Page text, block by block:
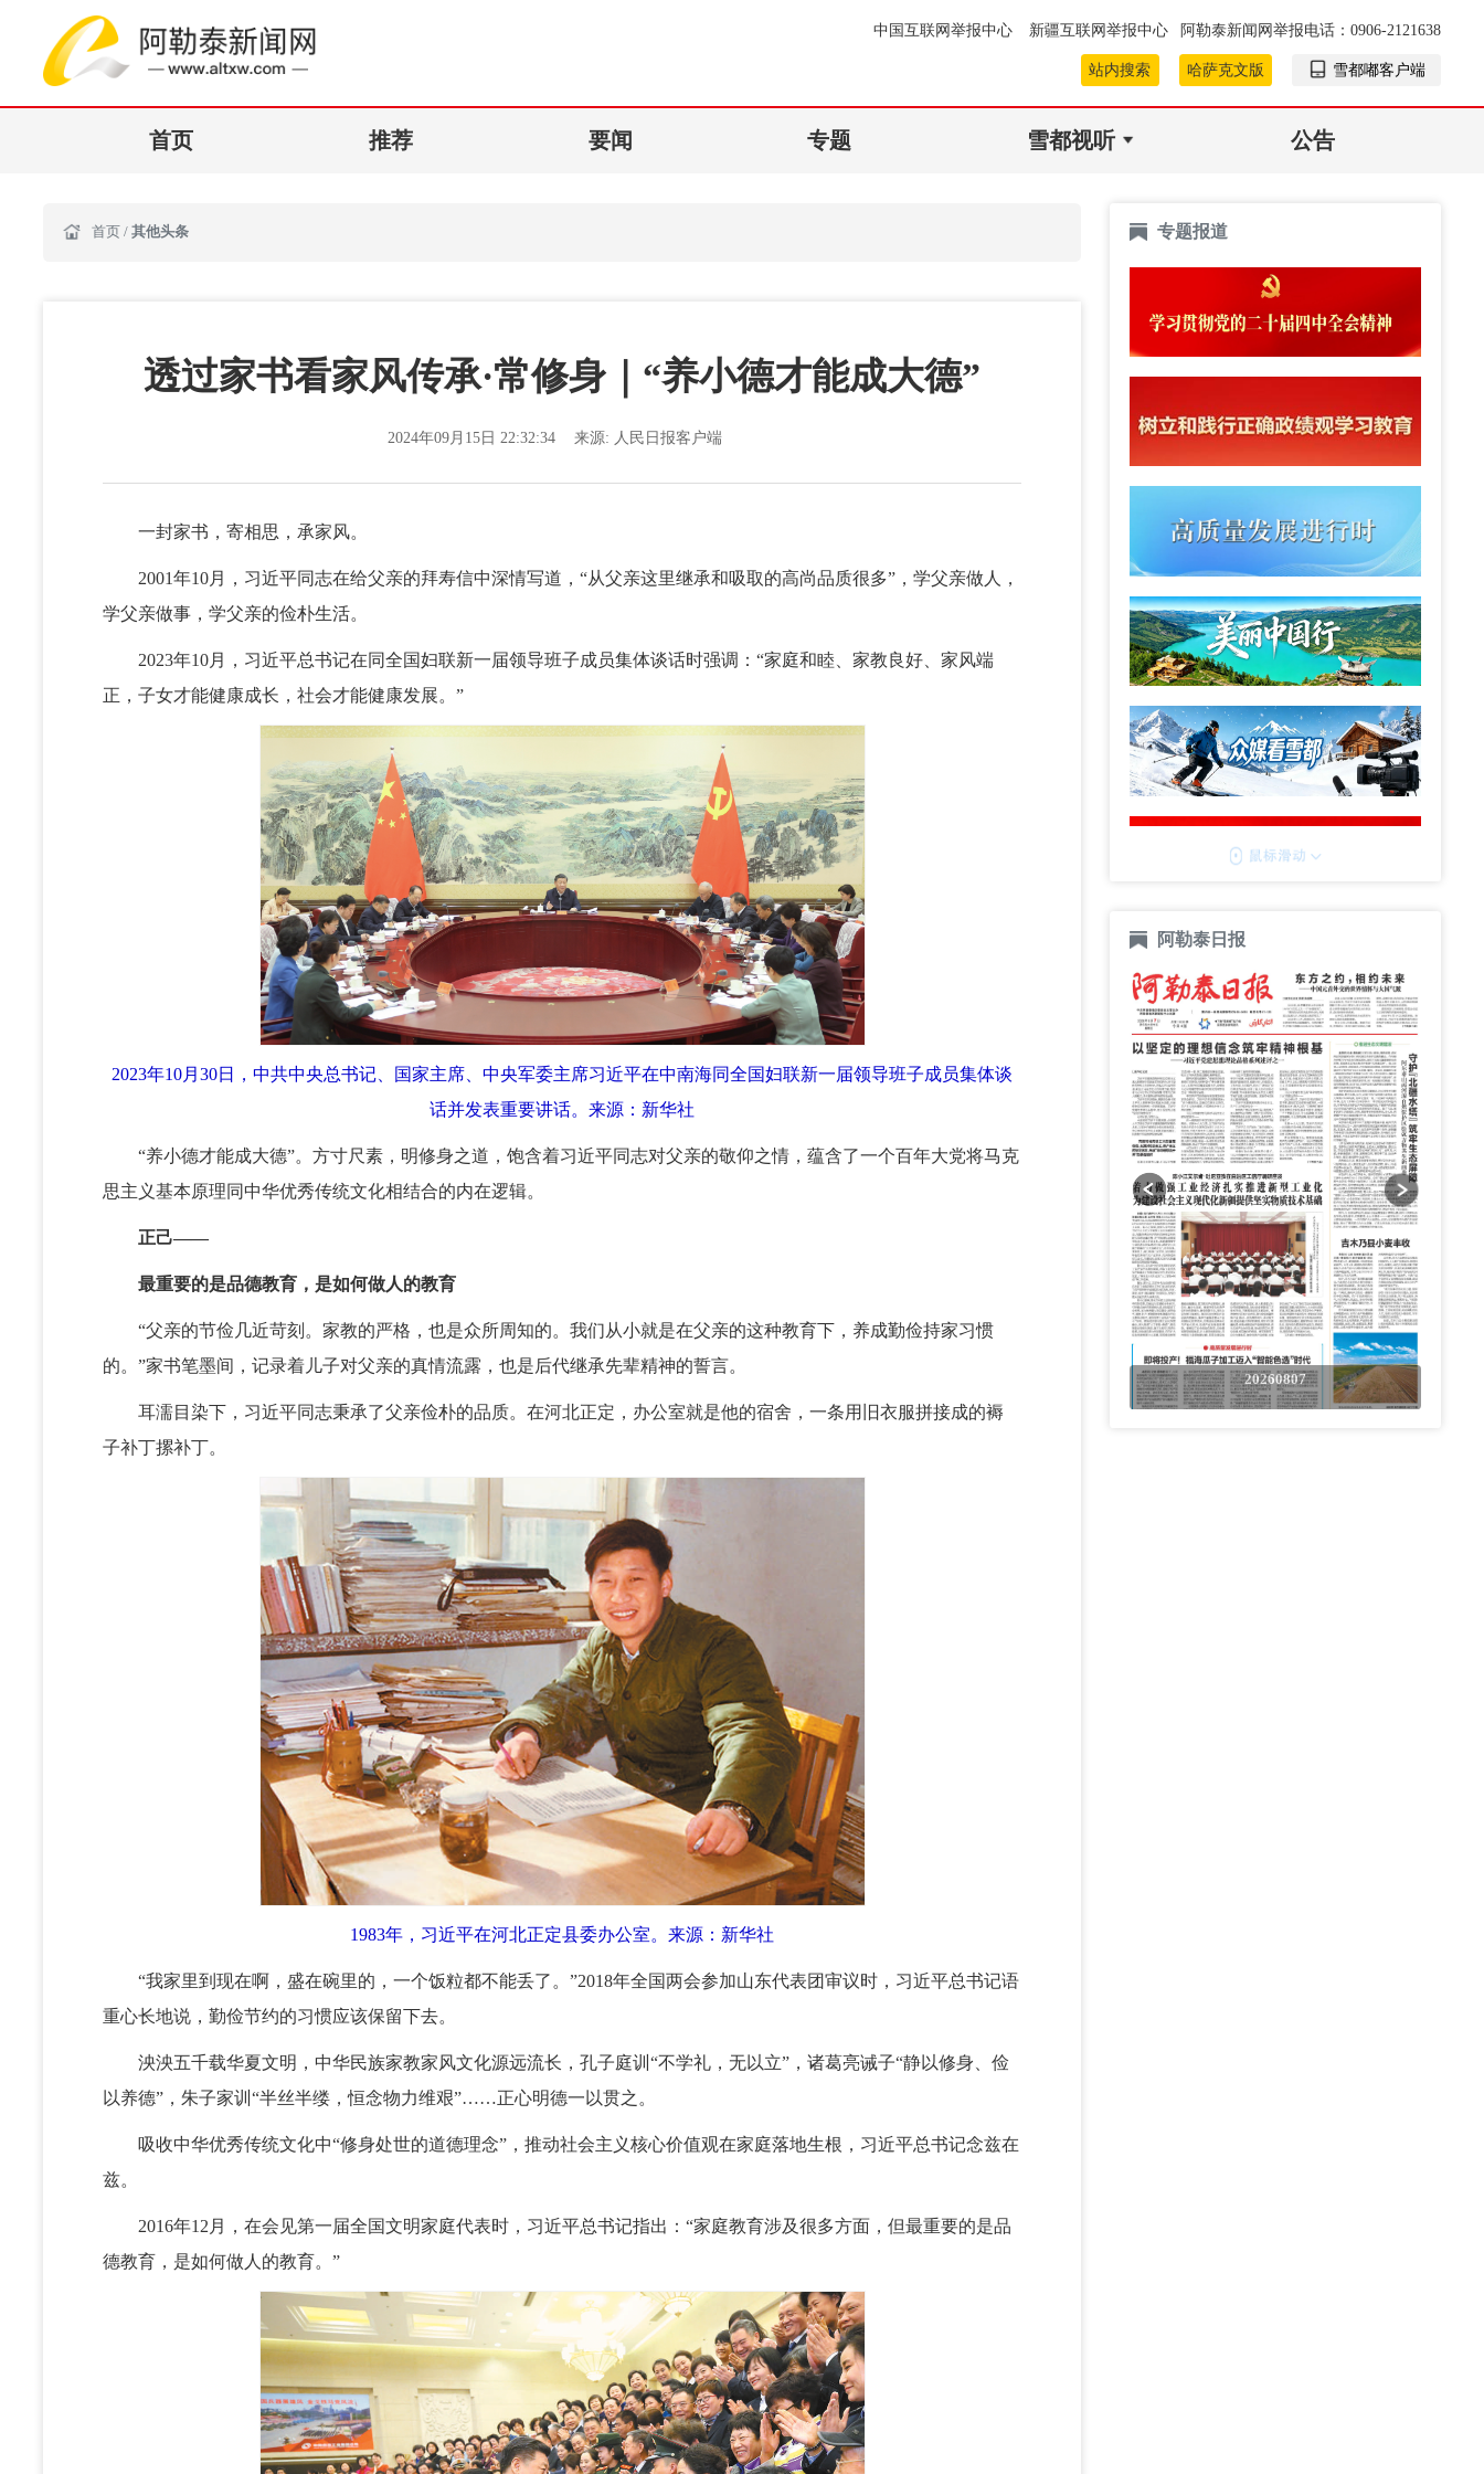
中国互联网举报中心 新疆互联网举报中心 阿勒泰新闻网举报电话：0906-2121638
站内搜索 哈萨克文版 雪都嘟客户端
首页 推荐 要闻 专题 雪都视听 公告
首页 / 其他头条
透过家书看家风传承·常修身｜“养小德才能成大德”
2024年09月15日 22:32:34 来源: 人民日报客户端
一封家书，寄相思，承家风。
2001年10月，习近平同志在给父亲的拜寿信中深情写道，“从父亲这里继承和吸取的高尚品质很多”，学父亲做人，
学父亲做事，学父亲的俭朴生活。
2023年10月，习近平总书记在同全国妇联新一届领导班子成员集体谈话时强调：“家庭和睦、家教良好、家风端
正，子女才能健康成长，社会才能健康发展。”
2023年10月30日，中共中央总书记、国家主席、中央军委主席习近平在中南海同全国妇联新一届领导班子成员集体谈
话并发表重要讲话。来源：新华社
“养小德才能成大德”。方寸尺素，明修身之道，饱含着习近平同志对父亲的敬仰之情，蕴含了一个百年大党将马克
思主义基本原理同中华优秀传统文化相结合的内在逻辑。
正己——
最重要的是品德教育，是如何做人的教育
“父亲的节俭几近苛刻。家教的严格，也是众所周知的。我们从小就是在父亲的这种教育下，养成勤俭持家习惯
的。”家书笔墨间，记录着儿子对父亲的真情流露，也是后代继承先辈精神的誓言。
耳濡目染下，习近平同志秉承了父亲俭朴的品质。在河北正定，办公室就是他的宿舍，一条用旧衣服拼接成的褥
子补丁摞补丁。
1983年，习近平在河北正定县委办公室。来源：新华社
“我家里到现在啊，盛在碗里的，一个饭粒都不能丢了。”2018年全国两会参加山东代表团审议时，习近平总书记语
重心长地说，勤俭节约的习惯应该保留下去。
泱泱五千载华夏文明，中华民族家教家风文化源远流长，孔子庭训“不学礼，无以立”，诸葛亮诫子“静以修身、俭
以养德”，朱子家训“半丝半缕，恒念物力维艰”……正心明德一以贯之。
吸收中华优秀传统文化中“修身处世的道德理念”，推动社会主义核心价值观在家庭落地生根，习近平总书记念兹在
兹。
2016年12月，在会见第一届全国文明家庭代表时，习近平总书记指出：“家庭教育涉及很多方面，但最重要的是品
德教育，是如何做人的教育。”
专题报道
阿勒泰日报
20260807